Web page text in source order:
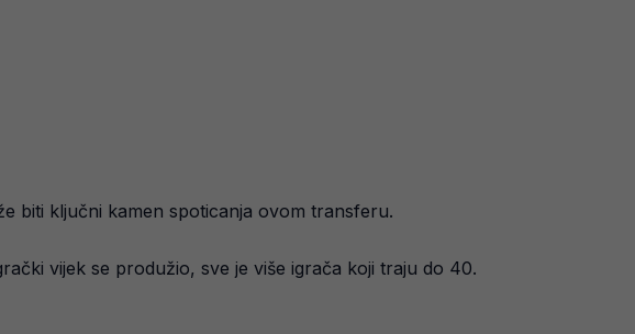
biti ključni kamen spoticanja ovom transferu.
vijek se produžio, sve je više igrača koji traju do 40.